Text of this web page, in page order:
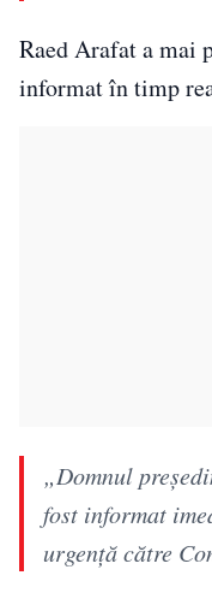
Raed Arafat a mai
informat în timp
„Domnul
fost informat
urgență către